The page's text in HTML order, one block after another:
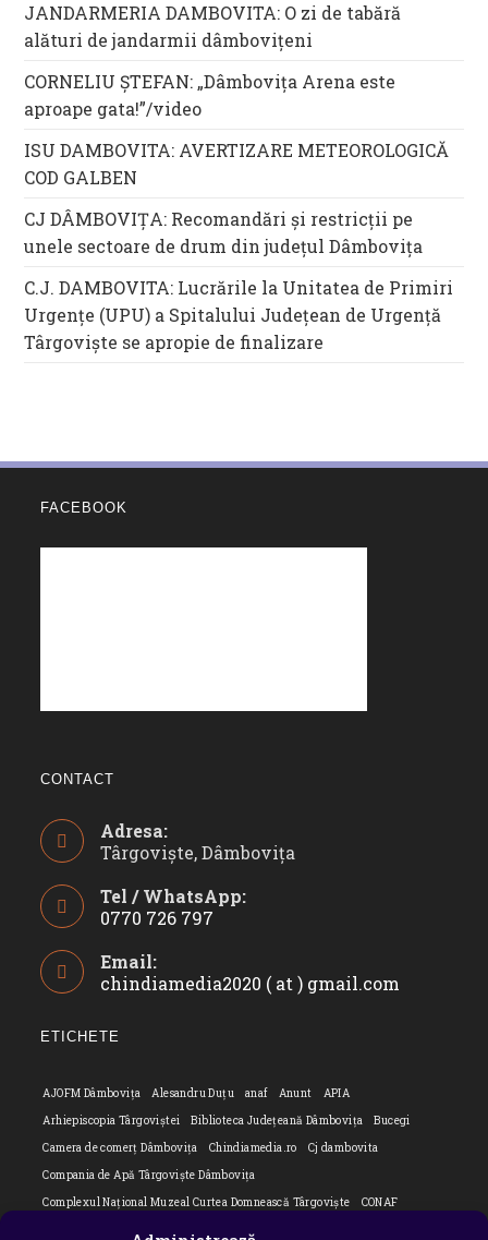
JANDARMERIA DAMBOVITA: O zi de tabără
alături de jandarmii dâmbovițeni
CORNELIU ȘTEFAN: „Dâmbovița Arena este
aproape gata!”/video
ISU DAMBOVITA: AVERTIZARE METEOROLOGICĂ
COD GALBEN
CJ DÂMBOVIȚA: Recomandări și restricții pe
unele sectoare de drum din județul Dâmbovița
C.J. DAMBOVITA: Lucrările la Unitatea de Primiri
Urgențe (UPU) a Spitalului Județean de Urgență
Târgoviște se apropie de finalizare
FACEBOOK
CONTACT
Adresa:
Târgoviște, Dâmbovița
Tel / WhatsApp:
0770 726 797
in
your
Email:
chindiamedia2020 ( at ) gmail.com
ETICHETE
AJOFM Dâmbovița Alesandru Duțu anaf Anunt
APIA
Arhiepiscopia Târgoviștei
Biblioteca Județeană Dâmbovița
Bucegi
Camera de comerț Dâmbovița
Chindiamedia.ro
Cj dambovita
Compania de Apă Târgoviște Dâmbovița
Complexul Național Muzeal Curtea Domnească Târgoviște
CONAF